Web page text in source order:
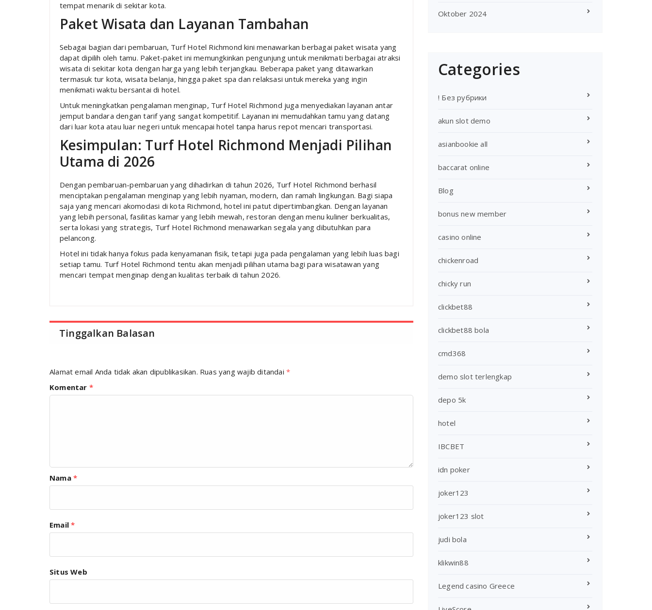
tempat menarik di sekitar kota.
Paket Wisata dan Layanan Tambahan
Sebagai bagian dari pembaruan, Turf Hotel Richmond kini menawarkan berbagai paket wisata yang
dapat dipilih oleh tamu. Paket-paket ini memungkinkan pengunjung untuk menikmati berbagai atraksi
wisata di sekitar kota dengan harga yang lebih terjangkau. Beberapa paket yang ditawarkan
termasuk tur kota, wisata belanja, hingga paket spa dan relaksasi untuk mereka yang ingin
menikmati waktu bersantai di hotel.
Untuk meningkatkan pengalaman menginap, Turf Hotel Richmond juga menyediakan layanan antar
jemput bandara dengan tarif yang sangat kompetitif. Layanan ini memudahkan tamu yang datang
dari luar kota atau luar negeri untuk mencapai hotel tanpa harus repot mencari transportasi.
Kesimpulan: Turf Hotel Richmond Menjadi Pilihan
Utama di 2026
Dengan pembaruan-pembaruan yang dihadirkan di tahun 2026, Turf Hotel Richmond berhasil
menciptakan pengalaman menginap yang lebih nyaman, modern, dan ramah lingkungan. Bagi siapa
saja yang mencari akomodasi di kota Richmond, hotel ini patut dipertimbangkan. Dengan layanan
yang lebih personal, fasilitas kamar yang lebih mewah, restoran dengan menu kuliner berkualitas,
serta lokasi yang strategis, Turf Hotel Richmond menawarkan segala yang dibutuhkan para
pelancong.
Hotel ini tidak hanya fokus pada kenyamanan fisik, tetapi juga pada pengalaman yang lebih luas bagi
setiap tamu. Turf Hotel Richmond tentu akan menjadi pilihan utama bagi para wisatawan yang
mencari tempat menginap dengan kualitas terbaik di tahun 2026.
Tinggalkan Balasan
Alamat email Anda tidak akan dipublikasikan. Ruas yang wajib ditandai*
Komentar *
Nama *
Email*
Situs Web
Oktober 2024
Categories
! Без рубрики
akun slot demo
asianbookie all
baccarat online
Blog
bonus new member
casino online
chickenroad
chicky run
clickbet88
clickbet88 bola
cmd368
demo slot terlengkap
depo 5k
hotel
IBCBET
idn poker
joker123
joker123 slot
judi bola
klikwin88
Legend casino Greece